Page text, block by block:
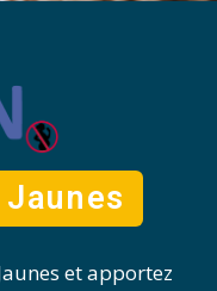
et apportez